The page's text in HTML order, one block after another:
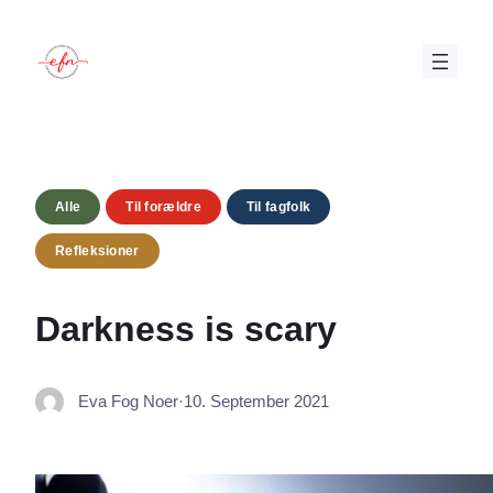
content
Alle Til forældre Til fagfolk
Refleksioner
Darkness is scary
Eva Fog Noer·10. September 2021